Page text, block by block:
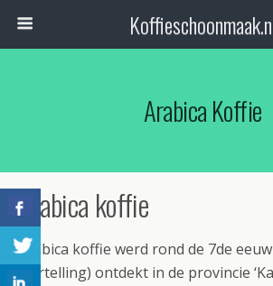
Arabica Koffie
Arabica koffie
Arabica koffie werd rond de 7de
jaartelling) ontdekt in de provincie